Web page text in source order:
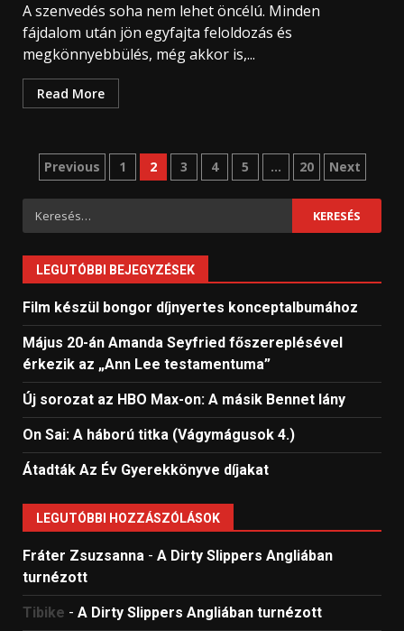
A szenvedés soha nem lehet öncélú. Minden
fájdalom után jön egyfajta feloldozás és
megkönnyebbülés, még akkor is,...
Read More
Bejegyzések
lapozása
Previous 1 2 3 4 5 … 20 Next
Keresés:
LEGUTÓBBI BEJEGYZÉSEK
Film készül bongor díjnyertes konceptalbumához
Május 20-án Amanda Seyfried főszereplésével
érkezik az „Ann Lee testamentuma”
Új sorozat az HBO Max-on: A másik Bennet lány
On Sai: A ​háború titka (Vágymágusok 4.)
Átadták Az Év Gyerekkönyve díjakat
LEGUTÓBBI HOZZÁSZÓLÁSOK
Fráter Zsuzsanna - A Dirty Slippers Angliában
turnézott
Tibike - A Dirty Slippers Angliában turnézott